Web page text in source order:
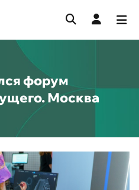
форум
Москва